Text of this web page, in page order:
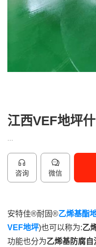
江西VEF地坪
咨询 微信
安特佳®耐固®乙烯基酯
VEF地坪)也可以称为:乙
功能也分为乙烯基防腐自